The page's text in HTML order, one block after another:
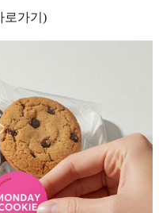
로가기)